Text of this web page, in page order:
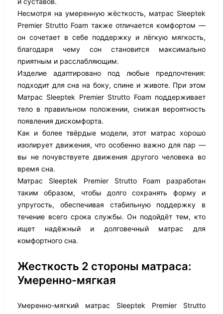
Несмотря на умеренную жёсткость, матрас Sleeptek
Premier Strutto Foam также отличается комфортом —
он сочетает в себе поддержку и лёгкую мягкость,
благодаря чему сон становится максимально
приятным и расслабляющим.
Изделие адаптировано под любые предпочтения:
подходит для сна на боку, спине и животе. При этом
Матрас Sleeptek Premier Strutto Foam поддерживает
тело в правильном положении, снижая вероятность
появления дискомфорта.
Как и более твёрдые модели, этот матрас хорошо
изолирует движения, что особенно важно для пар —
вы не почувствуете движения другого человека во
время сна.
Матрас Sleeptek Premier Strutto Foam разработан
таким образом, чтобы долго сохранять форму и
упругость, обеспечивая стабильную поддержку в
течение всего срока службы. Он подойдёт тем, кто
ищет надёжный и долговечный матрас для
комфортного сна.
Жесткость 2 стороны матраса:
Умеренно-мягкая
Умеренно-мягкий матрас Sleeptek Premier Strutto